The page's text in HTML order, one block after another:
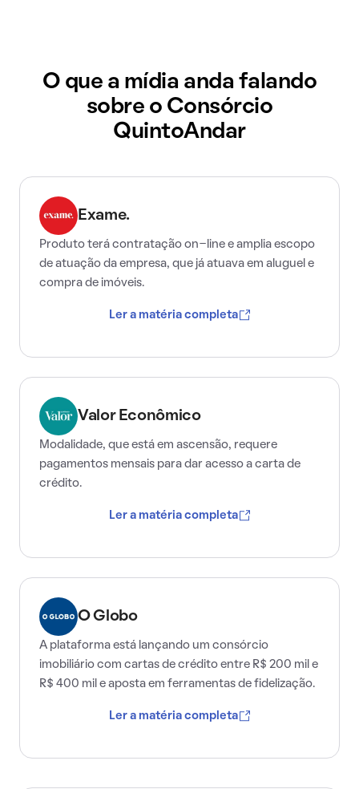
O que a mídia anda falando
sobre o Consórcio
QuintoAndar
Exame.
Produto terá contratação on-line e amplia escopo
de atuação da empresa, que já atuava em aluguel e
compra de imóveis.
Ler a matéria completa
Valor Econômico
Modalidade, que está em ascensão, requere
pagamentos mensais para dar acesso a carta de
crédito.
Ler a matéria completa
O Globo
A plataforma está lançando um consórcio
imobiliário com cartas de crédito entre R$ 200 mil e
R$ 400 mil e aposta em ferramentas de fidelização.
Ler a matéria completa